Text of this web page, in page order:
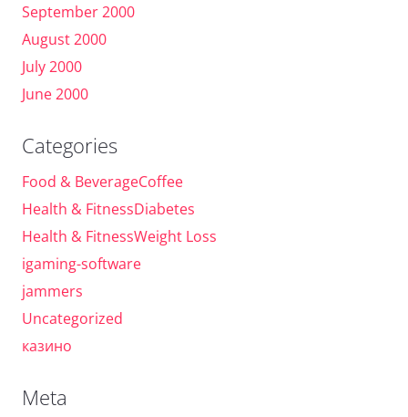
September 2000
August 2000
July 2000
June 2000
Categories
Food & BeverageCoffee
Health & FitnessDiabetes
Health & FitnessWeight Loss
igaming-software
jammers
Uncategorized
казино
Meta